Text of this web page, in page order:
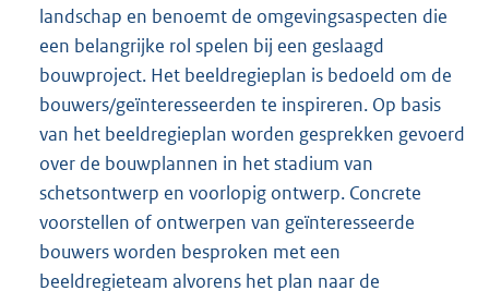
landschap en benoemt de omgevingsaspecten die
een belangrijke rol spelen bij een geslaagd
bouwproject. Het beeldregieplan is bedoeld om de
bouwers/geïnteresseerden te inspireren. Op basis
van het beeldregieplan worden gesprekken gevoerd
over de bouwplannen in het stadium van
schetsontwerp en voorlopig ontwerp. Concrete
voorstellen of ontwerpen van geïnteresseerde
bouwers worden besproken met een
beeldregieteam alvorens het plan naar de